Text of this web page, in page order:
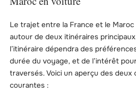
Le trajet entre la France et le Maroc
autour de deux itinéraires
l’itinéraire dépendra des
durée du voyage, et de l’intérêt
traversés. Voici un aperçu des deux
courantes :